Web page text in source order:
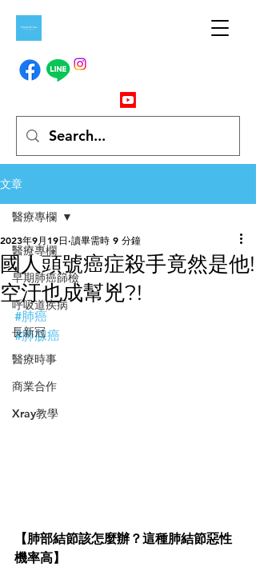
文章
醫療專欄
早期肺癌篩檢
呼吸道疾病
長新冠
醫療時事
商業合作
Xray教學
醫療專欄
國人頭號癌症殺手竟然是他!
空汙也成幫兇?!
2023年9月19日 讀畢需時 9 分鐘
#肺癌
#肺腺癌
【肺部結節該怎麼辦？這種肺結節惡性
機率高】